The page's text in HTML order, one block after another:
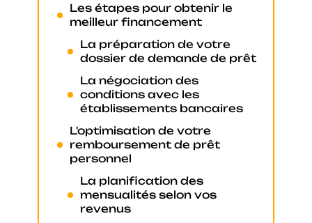
Les étapes pour obtenir le
meilleur financement
La préparation de votre
dossier de demande de prêt
La négociation des
conditions avec les
établissements bancaires
L'optimisation de votre
remboursement de prêt
personnel
La planification des
mensualités selon vos
revenus